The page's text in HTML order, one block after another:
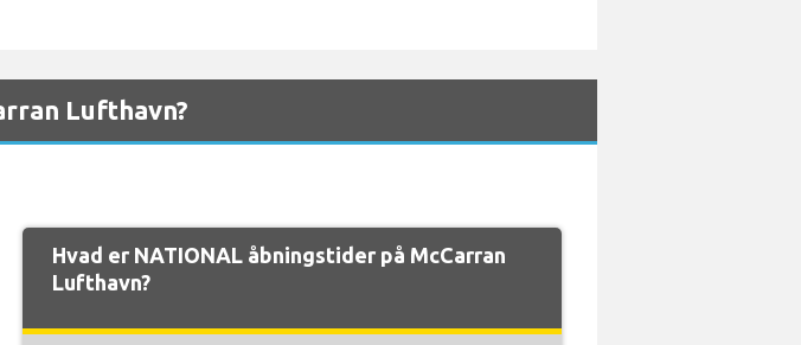
Lufthavn?
Hvad er NATIONAL åbningstider på McCarran
Lufthavn?